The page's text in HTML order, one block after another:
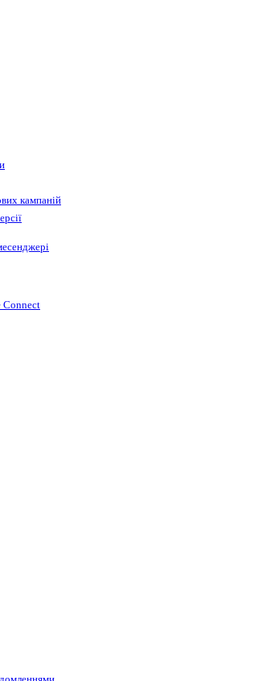
кампаній
Connect